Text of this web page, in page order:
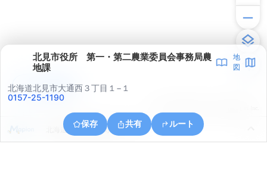
北見市役所 第一・第二農業委員会事務局農
地課
地
図
北海道北見市大通西３丁目１−１
0157-25-1190
保存 共有 ルート
北海道北見市南仲町３丁目５
アプリで見る